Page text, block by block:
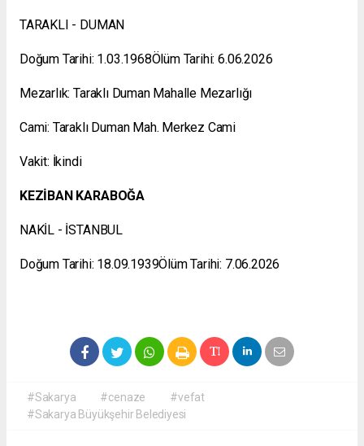
TARAKLI - DUMAN
Doğum Tarihi: 1.03.1968Ölüm Tarihi: 6.06.2026
Mezarlık: Taraklı Duman Mahalle Mezarlığı
Cami: Taraklı Duman Mah. Merkez Cami
Vakit: İkindi
KEZİBAN KARABOĞA
NAKİL - İSTANBUL
Doğum Tarihi: 18.09.1939Ölüm Tarihi: 7.06.2026
#Sakarya #cenaze
#vefat
#Sakarya Büyükşehir Belediyesi